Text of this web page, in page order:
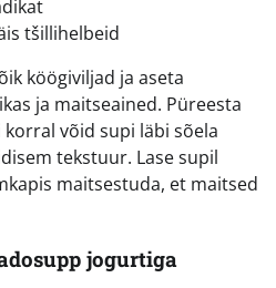
tšillihelbeid
köögiviljad ja aseta
ja maitseained. Püreesta
korral võid supi läbi sõela
tekstuur. Lase supil
maitsestuda, et maitsed
jogurtiga